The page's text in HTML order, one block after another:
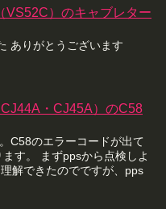
VS52C）のキャブレター
ありがとうございます
・CJ45A）のC58
C58のエラーコードが出て
す。 まずppsから点検しよ
解できたのでですが、pps